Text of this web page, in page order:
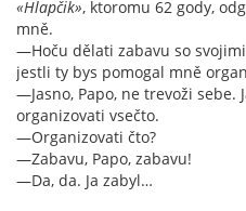
«Hlapčik», ktoromu 62 gody,
mně.
—Hoču dělati zabavu so
jestli ty bys pomogal mně
—Jasno, Papo, ne trevoži sebe.
organizovati vsečto.
—Organizovati čto?
—Zabavu, Papo, zabavu!
—Da, da. Ja zabyl…